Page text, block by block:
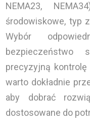
NEMA23,
środowiskowe, typ
Wybór
bezpieczeństwo
precyzyjną
warto dokładnie
aby dobrać
dostosowane do